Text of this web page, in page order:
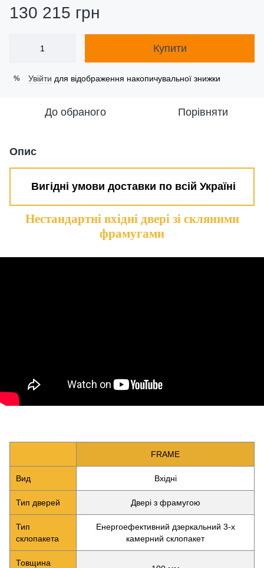
130 215 грн
Купити
% Увійти для відображення накопичувальної знижки
До обраного Порівняти
Опис
Вигідні умови доставки по всій Україні
Нестандартні вхідні двері зі скляними
фрамугами
FRAME
Вид Вхідні
Тип дверей Двері з фрамугою
Тип
склопакета
Енергоефективний дзеркальний 3-х
камерний склопакет
Товщина